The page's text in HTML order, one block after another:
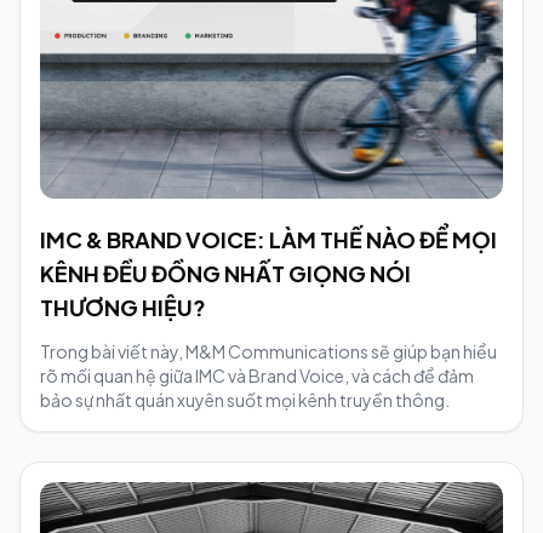
IMC & BRAND VOICE: LÀM THẾ NÀO ĐỂ MỌI
KÊNH ĐỀU ĐỒNG NHẤT GIỌNG NÓI
THƯƠNG HIỆU?
Trong bài viết này, M&M Communications sẽ giúp bạn hiểu
rõ mối quan hệ giữa IMC và Brand Voice, và cách để đảm
bảo sự nhất quán xuyên suốt mọi kênh truyền thông.